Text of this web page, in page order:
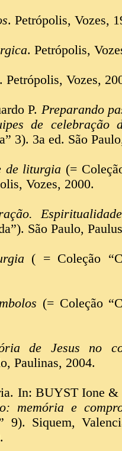
. Petrópolis, Vozes,
. Petrópolis,
. Petrópolis, Vozes,
P. Preparando
de celebração
3). 3a ed. São
de liturgia (=
Vozes, 2000.
São Paulo,
( = Coleção
(= Coleção
de Jesus no
Paulinas, 2004.
In: BUYST Ione &
memória e
9). Siquem,